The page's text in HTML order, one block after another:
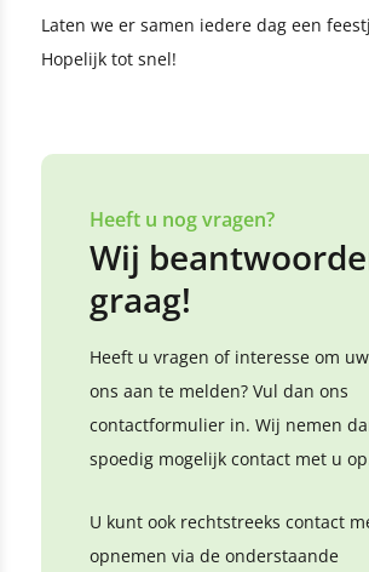
Laten we er samen iedere dag een
Hopelijk tot snel!
Heeft u nog vragen?
Wij
graag!
Heeft u vragen of interesse om
ons aan te melden? Vul dan ons
contactformulier in. Wij nemen
spoedig mogelijk contact met u
U kunt ook rechtstreeks contact
opnemen via de onderstaande